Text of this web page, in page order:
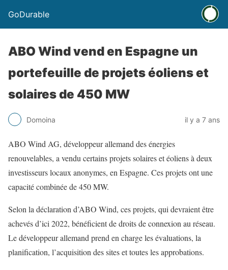
GoDurable
ABO Wind vend en Espagne un
portefeuille de projets éoliens et
solaires de 450 MW
Domoina il y a 7 ans
ABO Wind AG, développeur allemand des énergies
renouvelables, a vendu certains projets solaires et éoliens à deux
investisseurs locaux anonymes, en Espagne. Ces projets ont une
capacité combinée de 450 MW.
Selon la déclaration d’ABO Wind, ces projets, qui devraient être
achevés d’ici 2022, bénéficient de droits de connexion au réseau.
Le développeur allemand prend en charge les évaluations, la
planification, l’acquisition des sites et toutes les approbations.